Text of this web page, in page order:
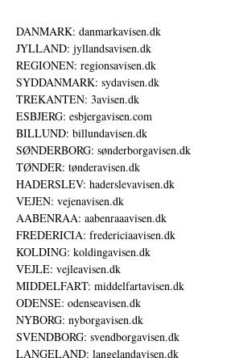
DANMARK: danmarkavisen.dk
JYLLAND: jyllandsavisen.dk
REGIONEN: regionsavisen.dk
SYDDANMARK: sydavisen.dk
TREKANTEN: 3avisen.dk
ESBJERG: esbjergavisen.com
BILLUND: billundavisen.dk
SØNDERBORG: sønderborgavisen.dk
TØNDER: tønderavisen.dk
HADERSLEV: haderslevavisen.dk
VEJEN: vejenavisen.dk
AABENRAA: aabenraaavisen.dk
FREDERICIA: fredericiaavisen.dk
KOLDING: koldingavisen.dk
VEJLE: vejleavisen.dk
MIDDELFART: middelfartavisen.dk
ODENSE: odenseavisen.dk
NYBORG: nyborgavisen.dk
SVENDBORG: svendborgavisen.dk
LANGELAND: langelandavisen.dk